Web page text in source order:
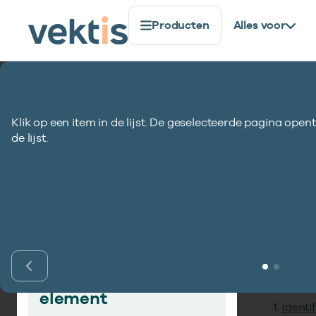
Producten Alles voor
Reserve TEC007-
Vind gegevens­
element
Klik op een item in de lijst. De geselecteerde pagina
de lijst.